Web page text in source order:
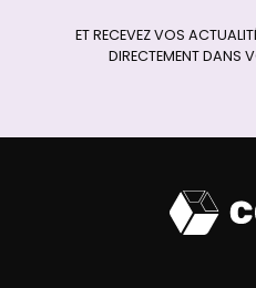
ET RECEVEZ VOS
DIRECTEMENT DANS